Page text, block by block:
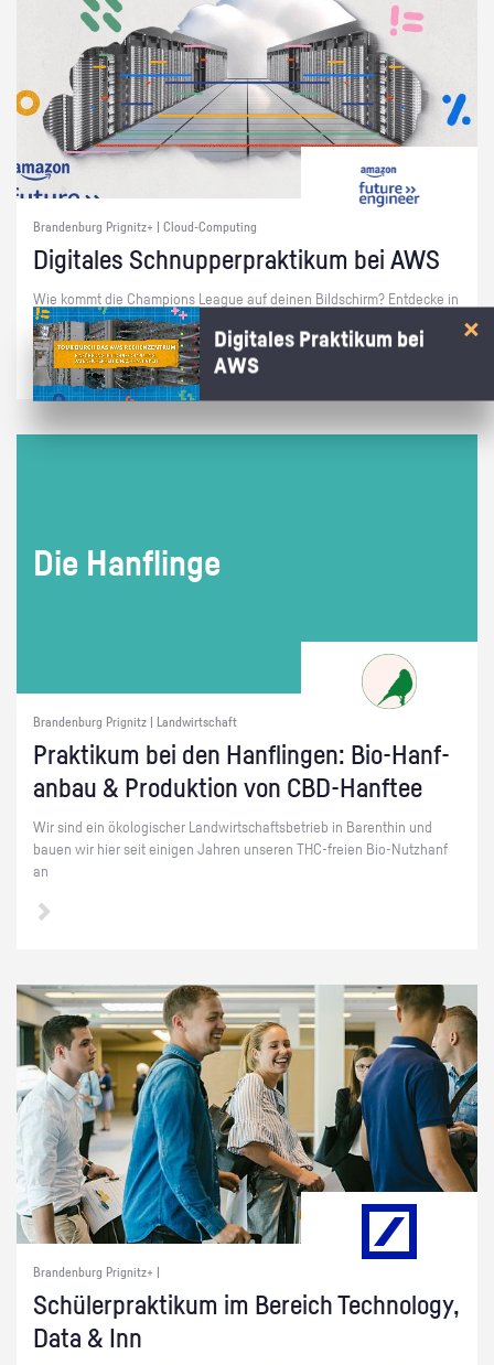
Brandenburg Prignitz+ | Cloud-Computing
Di­gi­ta­les Schnup­per­prak­ti­kum bei AWS
Wie kommt die Cham­pi­ons Le­ague auf dei­nen Bild­schirm? Ent­de­cke in
15 Min. bei AWS, wie die Cloud das mög­lich macht!
Die Han­f­lin­ge
Brandenburg Prignitz | Landwirtschaft
Prak­ti­kum bei den Han­f­lin­gen: Bio-Hanf­
an­bau & Pro­duk­ti­on von CBD-Hanf­tee
Wir sind ein öko­lo­gi­scher Land­wirt­schafts­be­trieb in Ba­rent­hin und
bauen wir hier seit ei­ni­gen Jah­ren un­se­ren THC-frei­en Bio-Nutz­h­anf
an
Brandenburg Prignitz+ |
Schü­ler­prak­ti­kum im Be­reich Tech­no­lo­gy,
Data & Inn
Digitales Praktikum bei
AWS